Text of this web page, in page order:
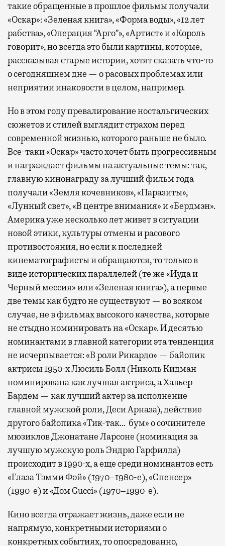
такие обращенные в прошлое фильмы получали
«Оскар»: «Зеленая книга», «Форма воды», «12 лет
рабства», «Операция “Арго”», «Артист» и «Король
говорит», но всегда это были картины, которые,
рассказывая старые истории, хотят сказать что-то
о сегодняшнем дне — о расовых проблемах или
неприятии инаковости в целом, например.
Но в этом году превалирование ностальгических
сюжетов и стилей выглядит страхом перед
современной жизнью, которого раньше не было.
Все-таки «Оскар» часто хочет быть прогрессивным
и награждает фильмы на актуальные темы: так,
главную кинонаграду за лучший фильм года
получали «Земля кочевников», «Паразиты»,
«Лунный свет», «В центре внимания» и «Бердмэн».
Америка уже несколько лет живет в ситуации
новой этики, культуры отмены и расового
противостояния, но если к последней
кинематографисты и обращаются, то только в
виде исторических параллелей (те же «Иуда и
Черный мессия» или «Зеленая книга»), а первые
две темы как будто не существуют — во всяком
случае, не в фильмах высокого качества, которые
не стыдно номинировать на «Оскар». И десятью
номинантами в главной категории эта тенденция
не исчерпывается: «В роли Рикардо» — байопик
актрисы 1950-х Люсиль Болл (Николь Кидман
номинирована как лучшая актриса, а Хавьер
Бардем — как лучший актер за исполнение
главной мужской роли, Деси Арназа), действие
другого байопика «Тик-так… бум» о сочинителе
мюзиклов Джонатане Ларсоне (номинация за
лучшую мужскую роль Эндрю Гарфилда)
происходит в 1990-х, а еще среди номинантов есть
«Глаза Тэмми Фэй» (1970–1980-е), «Спенсер»
(1990-е) и «Дом Gucci» (1970–1990-е).
Кино всегда отражает жизнь, даже если не
напрямую, конкретными историями о
конкретных событиях, то опосредованно,